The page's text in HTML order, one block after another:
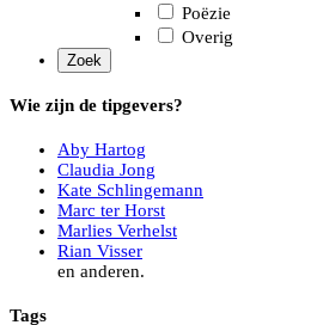
Poëzie
Overig
Wie zijn de tipgevers?
Aby Hartog
Claudia Jong
Kate Schlingemann
Marc ter Horst
Marlies Verhelst
Rian Visser
en anderen.
Tags